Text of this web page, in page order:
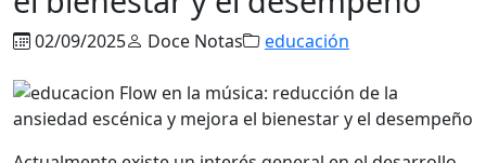
02/09/2025 Doce Notas educación